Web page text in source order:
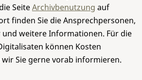
SeiteArchivbenutzung auf
finden Sie die Ansprechpersonen,
weitere Informationen. Für die
können Kosten
Sie gerne vorab informieren.